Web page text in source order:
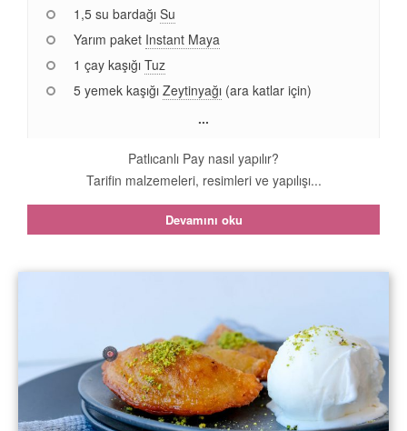
1,5 su bardağı Su
Yarım paket Instant Maya
1 çay kaşığı Tuz
5 yemek kaşığı Zeytinyağı (ara katlar için)
...
Patlıcanlı Pay nasıl yapılır?
Tarifin malzemeleri, resimleri ve yapılışı...
Devamını oku